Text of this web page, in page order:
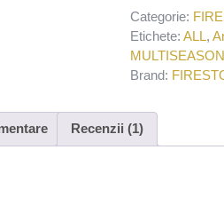
Categorie:
Etichete:ALL,
MULTISEASON
Brand:
Recenzii (1)